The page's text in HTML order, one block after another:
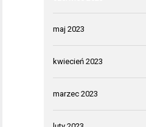
maj 2023
kwiecień 2023
marzec 2023